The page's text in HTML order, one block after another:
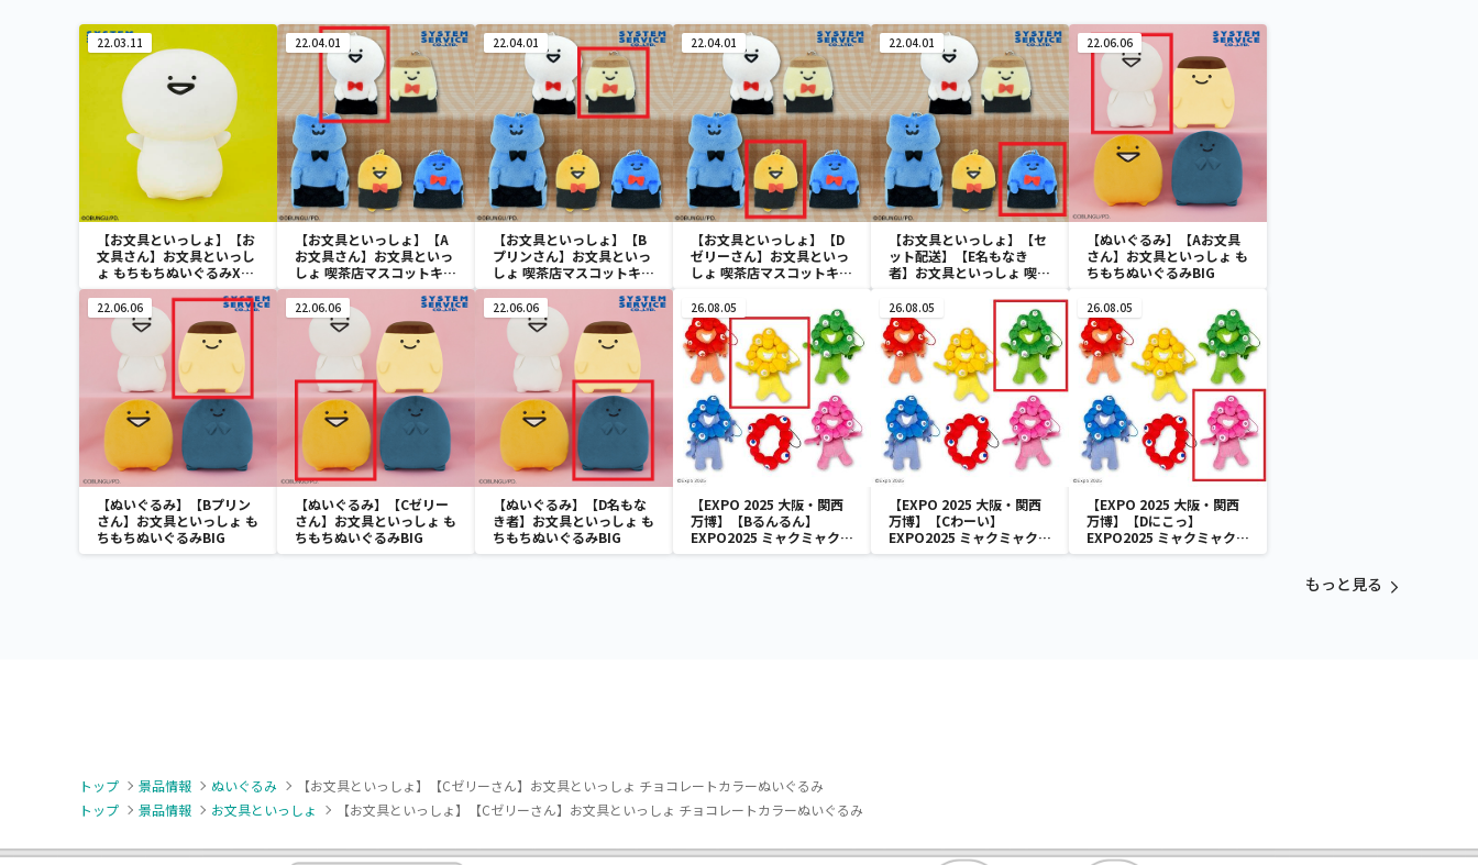
22.03.11
【お文具といっしょ】【お
文具さん】お文具といっし
ょ もちもちぬいぐるみXL
プレミアム
22.04.01
【お文具といっしょ】【A
お文具さん】お文具といっ
しょ 喫茶店マスコットキー
チェーン
22.04.01
【お文具といっしょ】【B
プリンさん】お文具といっ
しょ 喫茶店マスコットキー
チェーン
22.04.01
【お文具といっしょ】【D
ゼリーさん】お文具といっ
しょ 喫茶店マスコットキー
22.04.01
【お文具といっしょ】【セ
ット配送】【E名もなき
者】お文具といっしょ 喫茶
22.06.06
【ぬいぐるみ】【Aお文具
さん】お文具といっしょ も
ちもちぬいぐるみBIG
22.06.06
【ぬいぐるみ】【Bプリン
さん】お文具といっしょ も
ちもちぬいぐるみBIG
22.06.06
【ぬいぐるみ】【Cゼリー
さん】お文具といっしょ も
ちもちぬいぐるみBIG
22.06.06
【ぬいぐるみ】【D名もな
き者】お文具といっしょ も
ちもちぬいぐるみBIG
26.08.05
【EXPO 2025 大阪・関西
万博】【Bるんるん】
EXPO2025 ミャクミャク
カラフルゴム紐付きぬいぐ
26.08.05
【EXPO 2025 大阪・関西
万博】【Cわーい】
EXPO2025 ミャクミャク
カラフルゴム紐付きぬいぐ
26.08.05
【EXPO 2025 大阪・関西
万博】【Dにこっ】
EXPO2025 ミャクミャク
カラフルゴム紐付きぬいぐ
もっと見る
トップ 景品情報 ぬいぐるみ
【お文具といっしょ】【Cゼリーさん】お文具といっしょ チョコレートカラーぬいぐるみ
トップ
景品情報 お文具といっしょ 【お文具といっしょ】【Cゼリーさん】お文具といっしょ チョコレートカラーぬいぐるみ